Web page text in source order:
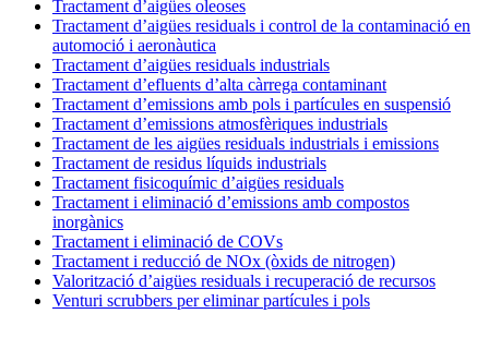
Tractament d’aigües oleoses
Tractament d’aigües residuals i control de la contaminació en
automoció i aeronàutica
Tractament d’aigües residuals industrials
Tractament d’efluents d’alta càrrega contaminant
Tractament d’emissions amb pols i partícules en suspensió
Tractament d’emissions atmosfèriques industrials
Tractament de les aigües residuals industrials i emissions
Tractament de residus líquids industrials
Tractament fisicoquímic d’aigües residuals
Tractament i eliminació d’emissions amb compostos
inorgànics
Tractament i eliminació de COVs
Tractament i reducció de NOx (òxids de nitrogen)
Valorització d’aigües residuals i recuperació de recursos
Venturi scrubbers per eliminar partícules i pols